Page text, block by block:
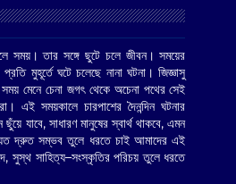
সময়। তার সঙ্গে ছুটে চলে জীবন। সময়ের
মুহূর্তে ঘটে চলেছে নানা ঘটনা। জিজ্ঞাসু
মেনে চেনা জগৎ থেকে অচেনা পথের সেই
এই সময়কালে চারপাশের দৈনন্দিন ঘটনার
যাবে, সাধারণ মানুষের স্বার্থ থাকবে, এমন
দ্রুত সম্ভব তুলে ধরতে চাই আমাদের এই
সুস্থ সাহিত্য–সংস্কৃতির পরিচয় তুলে ধরতে